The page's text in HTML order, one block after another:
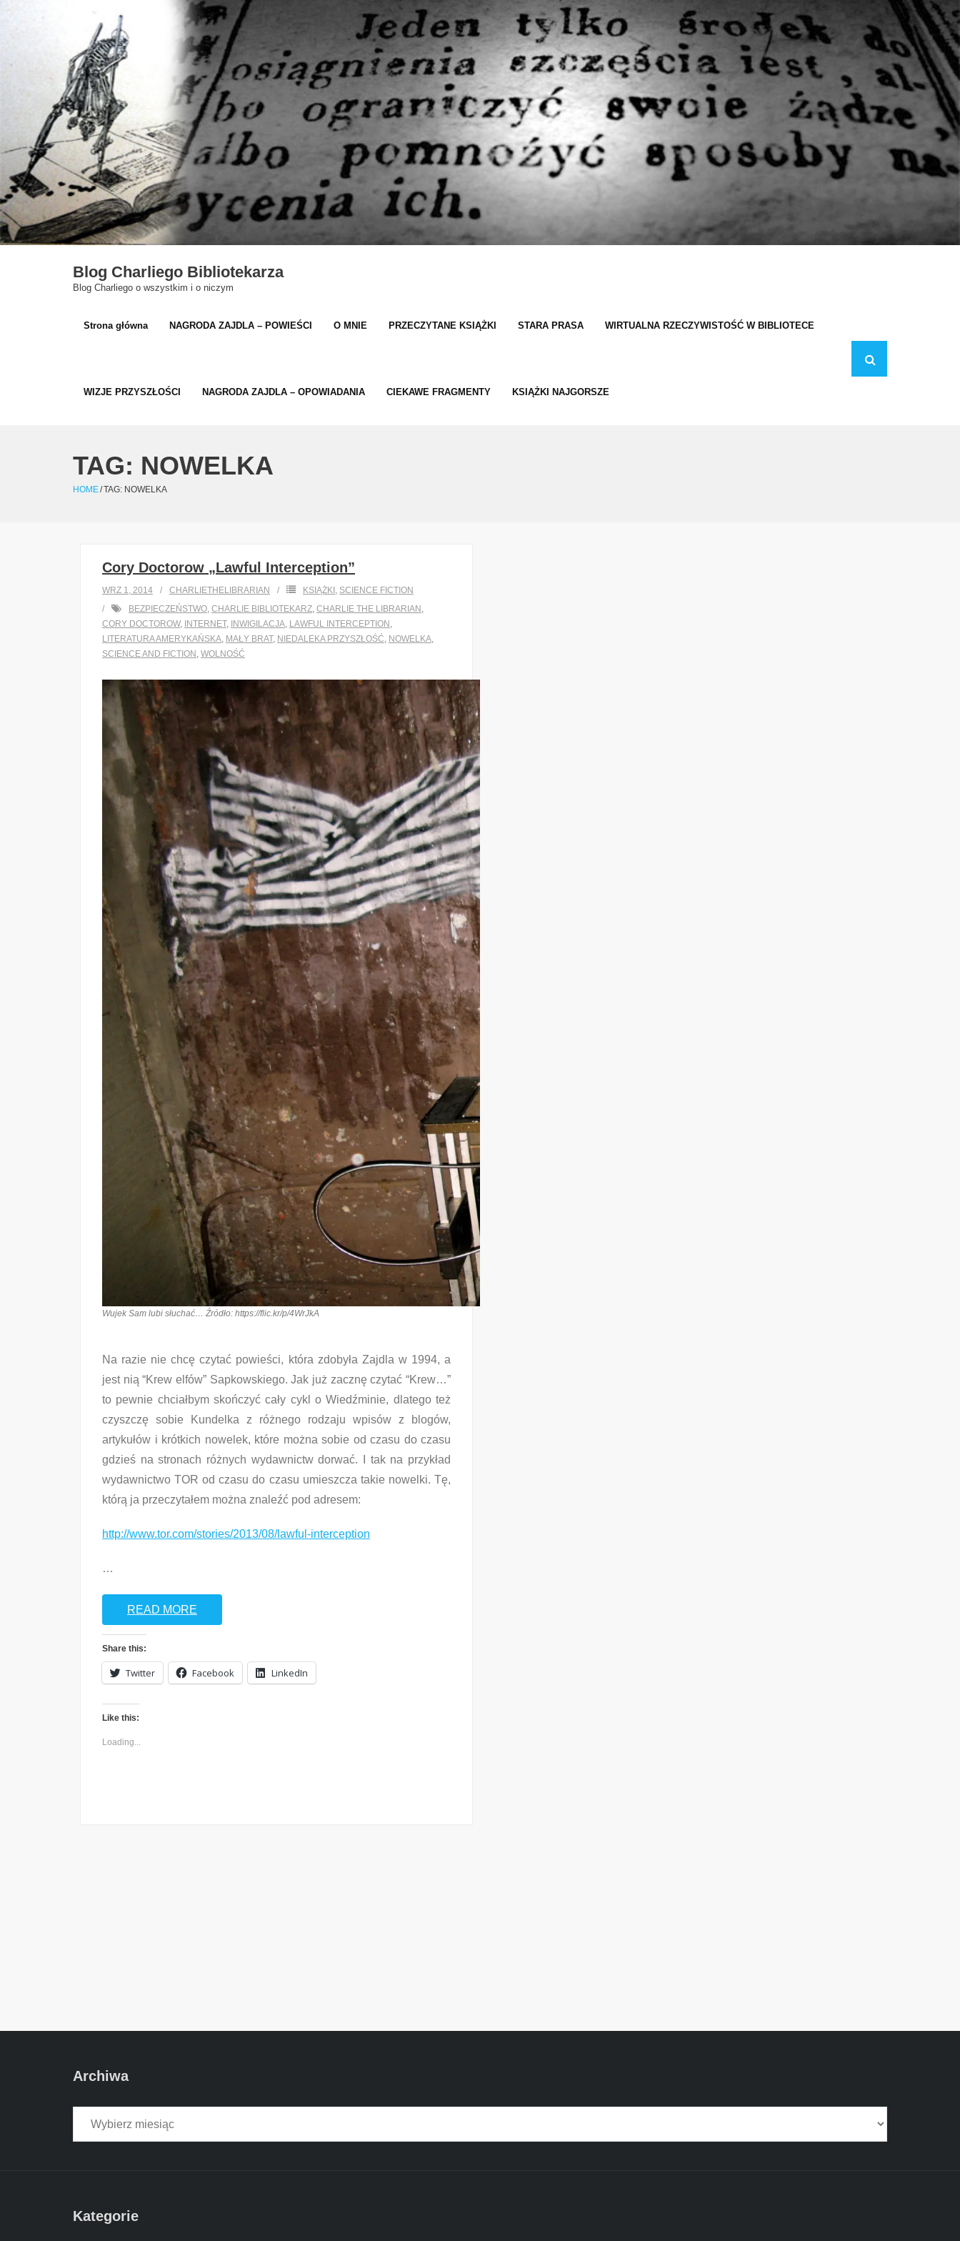
Blog Charliego Bibliotekarza
Blog Charliego o wszystkim i o niczym
Strona główna NAGRODA ZAJDLA – POWIEŚCI O MNIE PRZECZYTANE KSIĄŻKI STARA PRASA WIRTUALNA RZECZYWISTOŚĆ W BIBLIOTECE
WIZJE PRZYSZŁOŚCI NAGRODA ZAJDLA – OPOWIADANIA CIEKAWE FRAGMENTY KSIĄŻKI NAJGORSZE
TAG: NOWELKA
HOME/TAG: NOWELKA
Cory Doctorow „Lawful Interception”
WRZ 1, 2014 CHARLIETHELIBRARIAN KSIĄŻKI SCIENCE FICTION
BEZPIECZEŃSTWO CHARLIE BIBLIOTEKARZ CHARLIE THE LIBRARIAN
CORY DOCTOROW, INTERNET, INWIGILACJA LAWFUL INTERCEPTION
LITERATURA AMERYKAŃSKA MAŁY BRAT, NIEDALEKA PRZYSZŁOŚĆ NOWELKA
SCIENCE AND FICTION WOLNOŚĆ
Wujek Sam lubi słuchać… Źródło: https://flic.kr/p/4WrJkA
Na razie nie chcę czytać powieści, która zdobyła Zajdla w 1994, a
jest nią “Krew elfów” Sapkowskiego. Jak już zacznę czytać “Krew…”
to pewnie chciałbym skończyć cały cykl o Wiedźminie, dlatego też
czyszczę sobie Kundelka z różnego rodzaju wpisów z blogów,
artykułów i krótkich nowelek, które można sobie od czasu do czasu
gdzieś na stronach różnych wydawnictw dorwać. I tak na przykład
wydawnictwo TOR od czasu do czasu umieszcza takie nowelki. Tę,
którą ja przeczytałem można znaleźć pod adresem:
http://www.tor.com/stories/2013/08/lawful-interception
…
READ MORE
Share this:
Twitter Facebook LinkedIn
Like this:
Loading...
Archiwa
Kategorie